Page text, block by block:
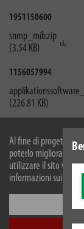
Al fine di progettare
poterlo migliorare
utilizzare il sito web,
informazioni sui
1951150600
snmp_mib.zip
(3.54 KB)
1156057994
(226.81 KB)
bs-
finder_2_1.zip
(16.67 MB)
1156057994
snmp_mib.zip